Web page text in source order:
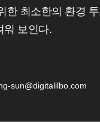
한 최소한의 환경
워 보인다.
sun@digitalilbo.com